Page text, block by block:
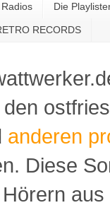
Die
RECORDS
den
anderen
Diese